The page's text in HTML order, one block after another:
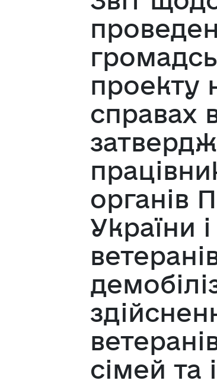
проекту
справах
органів
України
сімей та